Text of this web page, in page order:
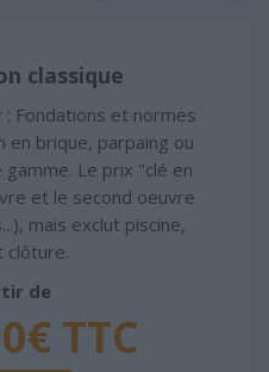
classique
Fondations et normes
en brique, parpaing ou
Le prix "clé en
et le second oeuvre
mais exclut piscine,
clôture.
de
TTC